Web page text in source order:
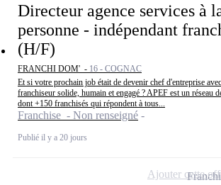
Directeur agence services à
personne - indépendant
(H/F)
FRANCHI DOM' - 16 - COGNAC
Et si votre prochain job était de devenir chef d'entreprise
franchiseur solide, humain et engagé ? APEF est un réseau
dont +150 franchisés qui répondent à tous...
Franchise - Non renseigné
Publié il y a 20 jours
Ajouter cette